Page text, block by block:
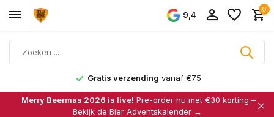
9,4
0
Gratis verzending vanaf €75
Merry Beermas 2026 is live! Pre-order nu met €30 korting –
Bekijk de Bier Adventskalender →